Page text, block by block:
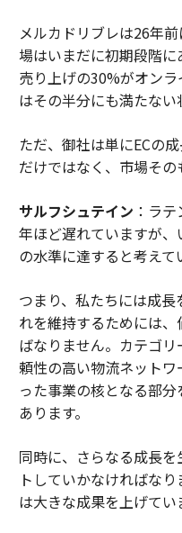
メルカドリブレは26年
場はいまだに初期段階
売り上げの30%がオン
はその半分にも満たない
ただ、御社は単にECの
だけではなく、市場その
サルフシュテイン ：ラ
年ほど遅れていますが
の水準に達すると考えて
つまり、私たちには成
れを維持するためには
ばなりません。カテゴ
頼性の高い物流ネット
った事業の核となる部
あります。
同時に、さらなる成長
トしていかなければな
は大きな成果を上げてい